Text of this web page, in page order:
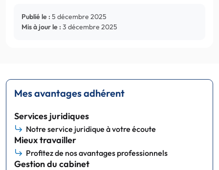
Publié le : 5 décembre 2025
Mis à jour le : 3 décembre 2025
Mes avantages adhérent
Services juridiques
Notre service juridique à votre écoute
Mieux travailler
Profitez de nos avantages professionnels
Gestion du cabinet